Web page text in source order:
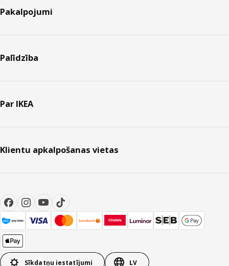
Pakalpojumi
Palīdzība
Par IKEA
Klientu apkalpošanas vietas
Sīkdatņu iestatījumi LV